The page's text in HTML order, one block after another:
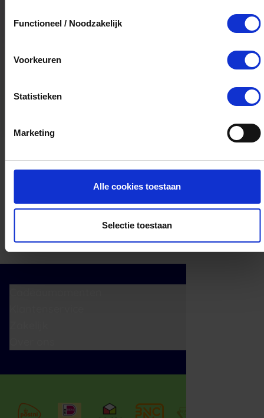
Functioneel / Noodzakelijk
Voorkeuren
Statistieken
Marketing
Alle cookies toestaan
Selectie toestaan
cadeaukaart in delen uitgeven.
Kan ik het saldo in delen besteden?
cadeaukaart in delen uitgeven.